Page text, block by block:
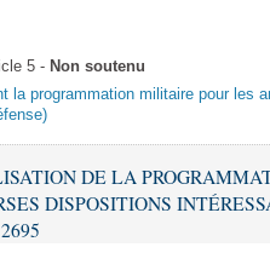
5 - Non soutenu
la programmation militaire pour les
DE LA
DISPOSITIONS